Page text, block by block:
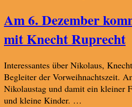
Am 6. Dezember
mit Knecht Ruprecht
Interessantes über Nikolaus,
Begleiter der Vorweihnachtszeit.
Nikolaustag und damit ein kleiner
und kleine Kinder. …